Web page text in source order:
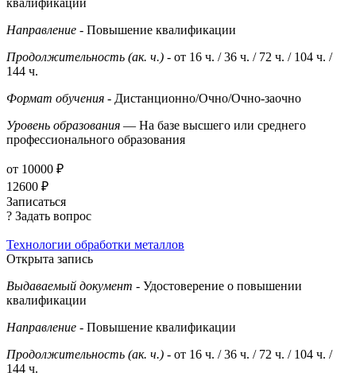
квалификации
Направление - Повышение квалификации
Продолжительность (ак. ч.) - от 16 ч. / 36 ч. / 72 ч. / 104 ч. /
144 ч.
Формат обучения - Дистанционно/Очно/Очно-заочно
Уровень образования — На базе высшего или среднего
профессионального образования
от 10000 ₽
12600 ₽
Записаться
? Задать вопрос
Технологии обработки металлов
Открыта запись
Выдаваемый документ - Удостоверение о повышении
квалификации
Направление - Повышение квалификации
Продолжительность (ак. ч.) - от 16 ч. / 36 ч. / 72 ч. / 104 ч. /
144 ч.